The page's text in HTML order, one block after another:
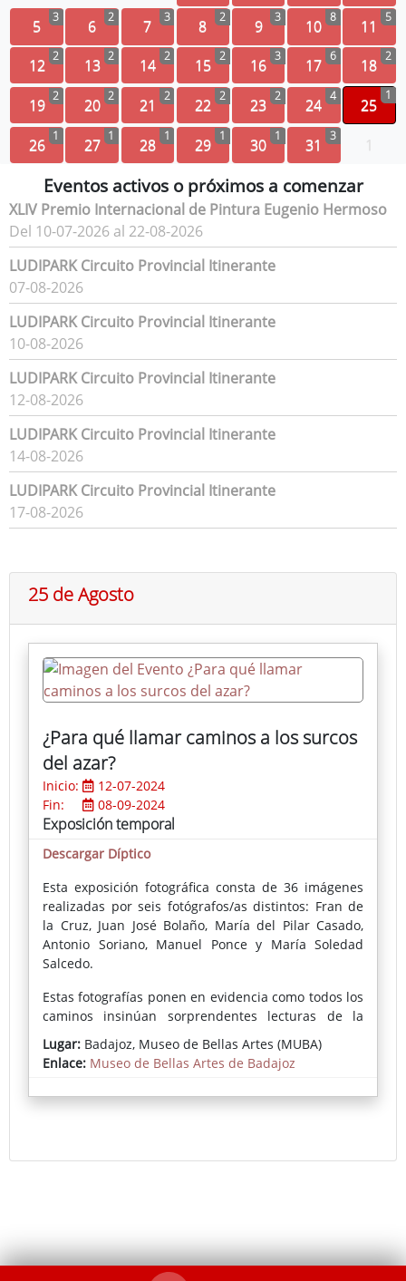
5 3 6 2 7 3 8 2 9 3 10 8 11 5
12 2 13 2 14 2 15 2 16 3 17 6 18 2
19 2 20 2 21 2 22 2 23 2 24 4 25
1
26 1 27 1 28 1 29 1 30 1 31 3 1
Eventos activos o próximos a comenzar
XLIV Premio Internacional de Pintura Eugenio Hermoso
Del 10-07-2026 al 22-08-2026
LUDIPARK Circuito Provincial Itinerante
07-08-2026
LUDIPARK Circuito Provincial Itinerante
10-08-2026
LUDIPARK Circuito Provincial Itinerante
12-08-2026
LUDIPARK Circuito Provincial Itinerante
14-08-2026
LUDIPARK Circuito Provincial Itinerante
17-08-2026
25 de Agosto
¿Para qué llamar caminos a los surcos
del azar?
Inicio:
12-07-2024
Fin:
08-09-2024
Exposición temporal
Descargar Díptico
Esta exposición fotográfica consta de 36 imágenes
realizadas por seis fotógrafos/as distintos: Fran de
la Cruz, Juan José Bolaño, María del Pilar Casado,
Antonio Soriano, Manuel Ponce y María Soledad
Salcedo.
Estas fotografías ponen en evidencia como todos los
caminos insinúan sorprendentes lecturas de la
arquitectura del edificio, de algunas de las piezas y
artistas de la colección, de la vida secreta de
personajes emblemáticos de la misma,
reinterpretaciones impactantes de iconografías
Lugar: Badajoz, Museo de Bellas Artes (MUBA)
Enlace: Museo de Bellas Artes de Badajoz